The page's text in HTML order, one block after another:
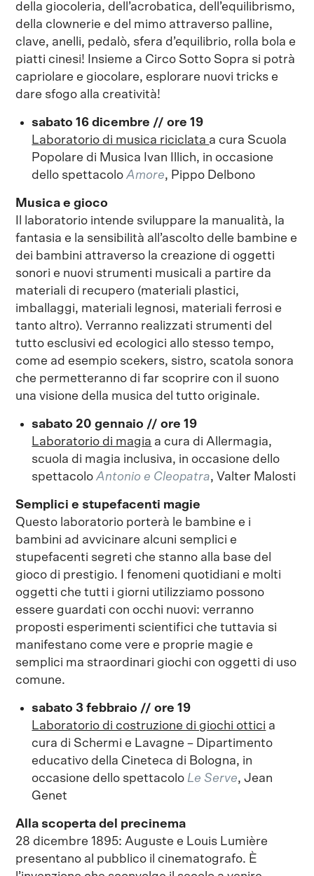
della giocoleria, dell’acrobatica, dell’equilibrismo,
della clownerie e del mimo attraverso palline,
clave, anelli, pedalò, sfera d’equilibrio, rolla bola e
piatti cinesi! Insieme a Circo Sotto Sopra si potrà
capriolare e giocolare, esplorare nuovi tricks e
dare sfogo alla creatività!
sabato 16 dicembre // ore 19
Laboratorio di musica riciclata a cura Scuola
Popolare di Musica Ivan Illich, in occasione
dello spettacoloAmore, Pippo Delbono
Musica e gioco
Il laboratorio intende sviluppare la manualità, la
fantasia e la sensibilità all’ascolto delle bambine e
dei bambini attraverso la creazione di oggetti
sonori e nuovi strumenti musicali a partire da
materiali di recupero (materiali plastici,
imballaggi, materiali legnosi, materiali ferrosi e
tanto altro). Verranno realizzati strumenti del
tutto esclusivi ed ecologici allo stesso tempo,
come ad esempio scekers, sistro, scatola sonora
che permetteranno di far scoprire con il suono
una visione della musica del tutto originale.
sabato 20 gennaio // ore 19
Laboratorio di magia a cura di Allermagia,
scuola di magia inclusiva, in occasione dello
spettacoloAntonio e Cleopatra, Valter Malosti
Semplici e stupefacenti magie
Questo laboratorio porterà le bambine e i
bambini ad avvicinare alcuni semplici e
stupefacenti segreti che stanno alla base del
gioco di prestigio. I fenomeni quotidiani e molti
oggetti che tutti i giorni utilizziamo possono
essere guardati con occhi nuovi: verranno
proposti esperimenti scientifici che tuttavia si
manifestano come vere e proprie magie e
semplici ma straordinari giochi con oggetti di uso
comune.
sabato 3 febbraio // ore 19
Laboratorio di costruzione di giochi ottici a
cura di Schermi e Lavagne – Dipartimento
educativo della Cineteca di Bologna, in
occasione dello spettacolo Le Serve, Jean
Genet
Alla scoperta del precinema
28 dicembre 1895: Auguste e Louis Lumière
presentano al pubblico il cinematografo. È